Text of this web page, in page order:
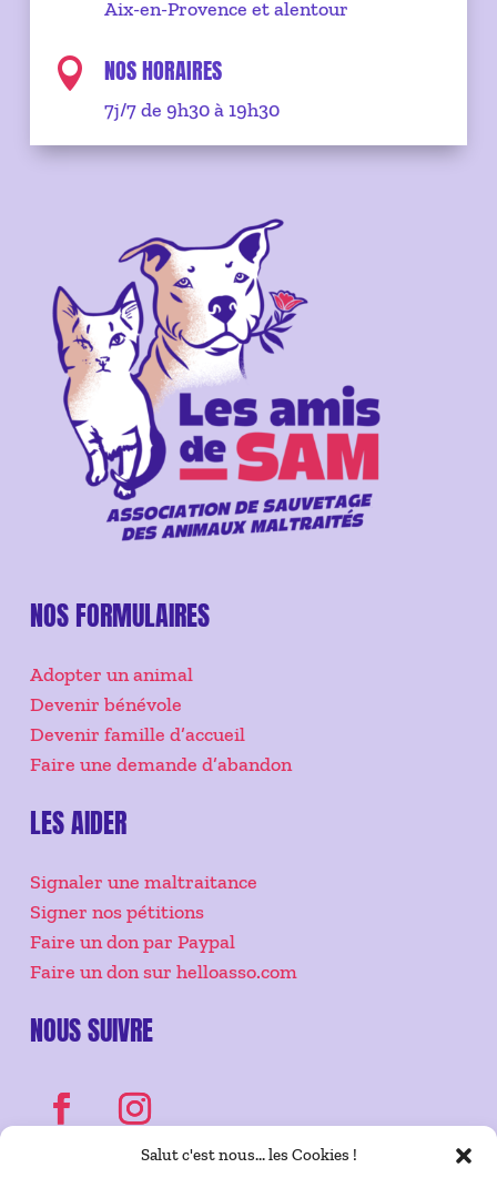
Salut c'est nous... les Cookies !
Aix-en-Provence et alentour
 NOS HORAIRES
7j/7 de 9h30 à 19h30
NOS FORMULAIRES
Adopter un animal
Devenir bénévole
Devenir famille d’accueil
Faire une demande d’abandon
LES AIDER
Signaler une maltraitance
Signer nos pétitions
Faire un don par Paypal
Faire un don sur helloasso.com
NOUS SUIVRE